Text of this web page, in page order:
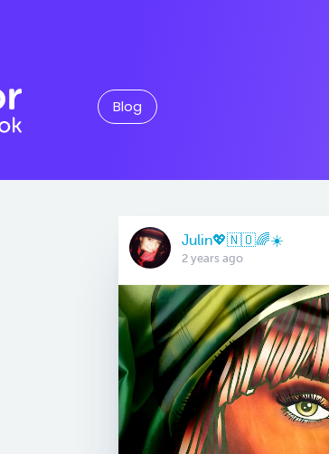
Blog
Julin💖🇳🇴🌈☀️
2 years ago